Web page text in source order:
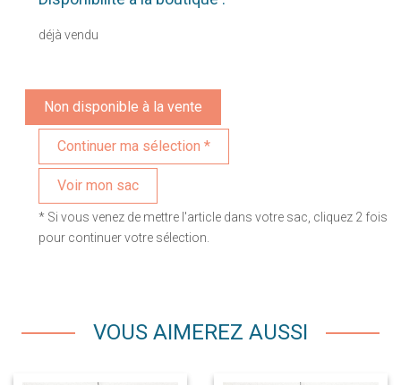
déjà vendu
Non disponible à la vente
Voir mon sac
* Si vous venez de mettre l'article dans votre sac, cliquez 2 fois
pour continuer votre sélection.
VOUS AIMEREZ AUSSI